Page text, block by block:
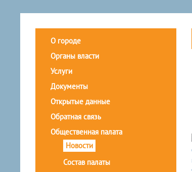
О городе
Органы власти
Услуги
Документы
Открытые данные
Обратная связь
Общественная палата
Новости
Состав палаты